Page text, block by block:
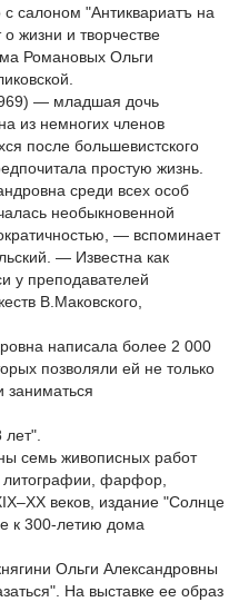
с салоном "Антиквариатъ на
жизни и творчестве
Романовых Ольги
— младшая дочь
из немногих членов
после большевистского
простую жизнь.
среди всех особ
необыкновенной
— вспоминает
— Известна как
у преподавателей
В.Маковского,
написала более 2 000
позволяли ей не только
семь живописных работ
литографии, фарфор,
веков, издание "Солнце
к 300-летию дома
Ольги Александровны
На выставке ее образ